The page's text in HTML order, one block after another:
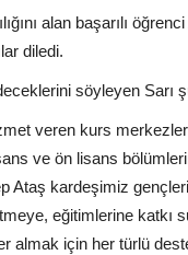
alan başarılı
diledi.
söyleyen Sarı
veren kurs
ve ön lisans
Ataş kardeşimiz
eğitimlerine katkı
almak için her türlü